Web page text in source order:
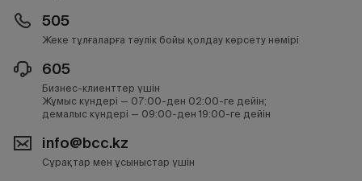
505
Жеке тұлғаларға тәулік бойы қолдау көрсету нөмірі
605
Бизнес-клиенттер үшін
Жұмыс күндері — 07:00-ден 02:00-ге дейін;
демалыс күндері — 09:00-ден 19:00-ге дейін
info@bcc.kz
Сұрақтар мен ұсыныстар үшін